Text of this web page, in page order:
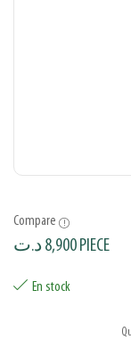
Compare
8,900د.ت PIECE
En stock